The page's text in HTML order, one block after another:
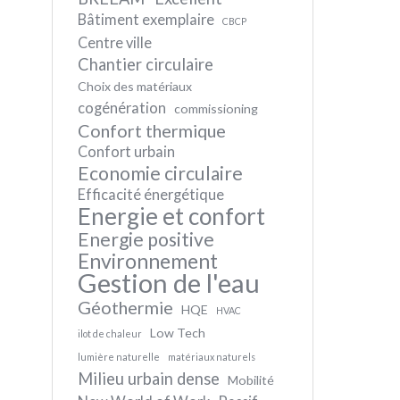
Bâtiment exemplaire CBCP
Centre ville
Chantier circulaire
Choix des matériaux
cogénération commissioning
Confort thermique
Confort urbain
Economie circulaire
Efficacité énergétique
Energie et confort
Energie positive
Environnement
Gestion de l'eau
Géothermie HQE
HVAC
ilot de chaleur
Low Tech
lumière naturelle matériaux naturels
Milieu urbain dense Mobilité